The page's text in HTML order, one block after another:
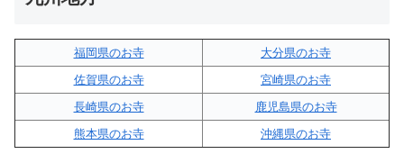
福岡県のお寺
大分県のお寺
佐賀県のお寺
宮崎県のお寺
長崎県のお寺
鹿児島県のお寺
熊本県のお寺
沖縄県のお寺